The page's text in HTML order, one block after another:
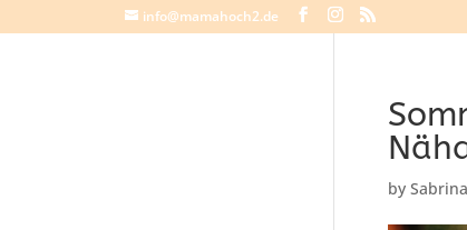
info@mamahoch2.de
bySabrina